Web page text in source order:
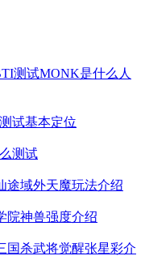
测试MONK是什么人
试基本定位
测试
途域外天魔玩法介绍
院神兽强度介绍
国杀武将觉醒张星彩介